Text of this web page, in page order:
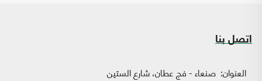
اتصل بنا
العنوان: صنعاء - فج عطان، شارع الستين